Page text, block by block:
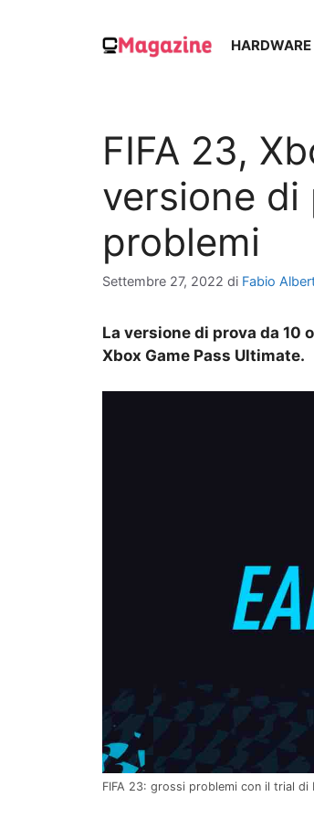
HARDWARE
FIFA 23,
versione di
problemi
Settembre 27, 2022 di Fabio
La versione di prova da 10
Xbox Game Pass Ultimate.
FIFA 23: grossi problemi con il trial